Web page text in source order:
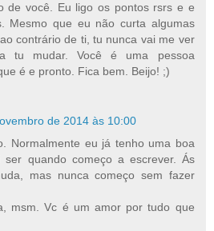
de você. Eu ligo os pontos rsrs e e
Mesmo que eu não curta algumas
contrário de ti, tu nunca vai me ver
tu mudar. Você é uma pessoa
é e pronto. Fica bem. Beijo! ;)
de 2014 às 10:00
Normalmente eu já tenho uma boa
quando começo a escrever. Ás
mas nunca começo sem fazer
msm. Vc é um amor por tudo que